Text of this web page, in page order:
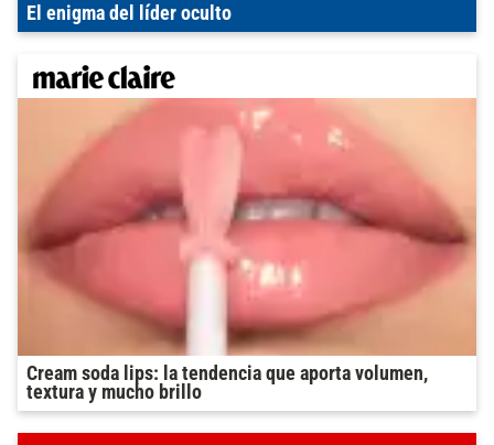
El enigma del líder oculto
Cream soda lips: la tendencia que aporta volumen,
textura y mucho brillo